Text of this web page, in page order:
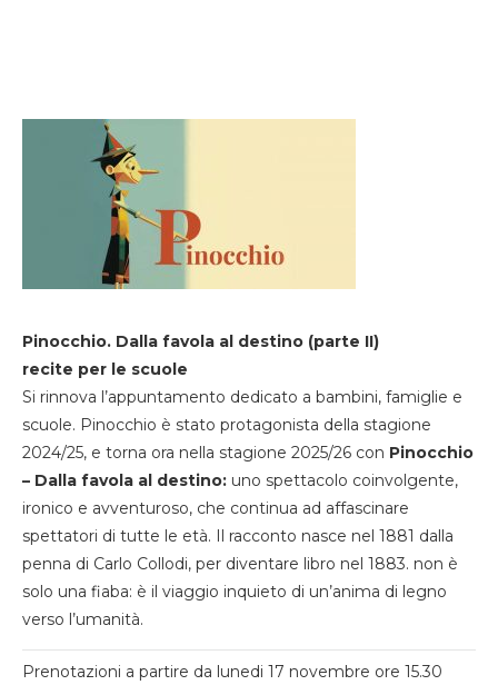
Pinocchio. Dalla favola al destino (parte II)
recite per le scuole
Si rinnova l’appuntamento dedicato a bambini, famiglie e
scuole. Pinocchio è stato protagonista della stagione
2024/25, e torna ora nella stagione 2025/26 con Pinocchio
– Dalla favola al destino: uno spettacolo coinvolgente,
ironico e avventuroso, che continua ad affascinare
spettatori di tutte le età. Il racconto nasce nel 1881 dalla
penna di Carlo Collodi, per diventare libro nel 1883. non è
solo una fiaba: è il viaggio inquieto di un’anima di legno
verso l’umanità.
Prenotazioni a partire da lunedi 17 novembre ore 15.30